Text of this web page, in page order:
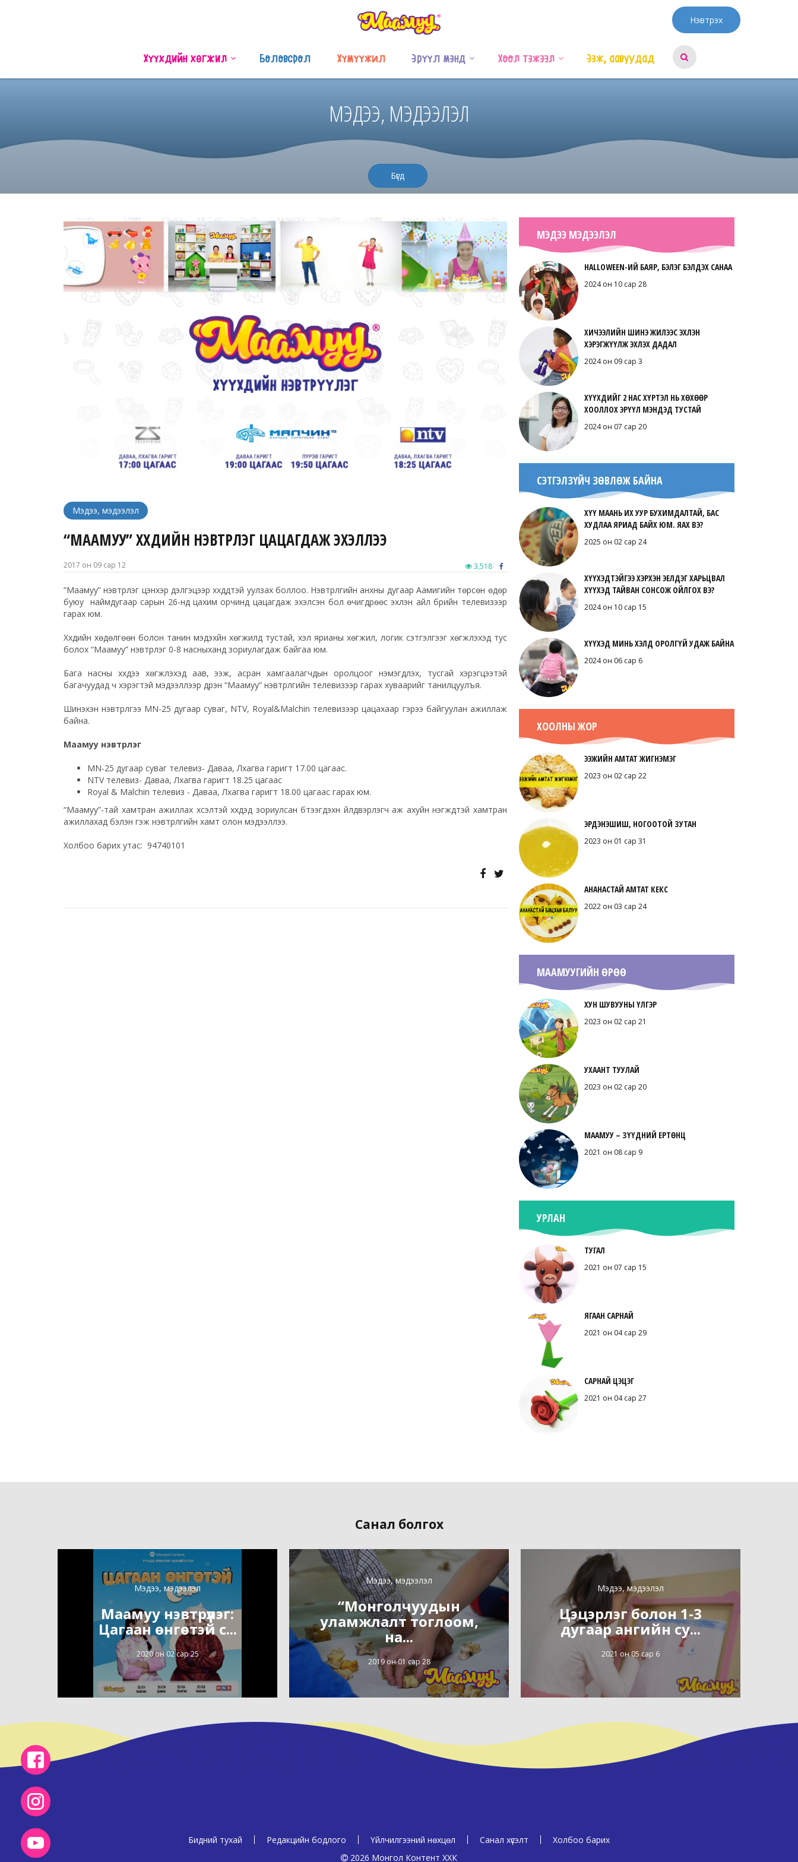
Нэвтрэх
Хүүхдийн хөгжил Боловсрол Хүмүүжил Эрүүл мэнд Хоол тэжээл Ээж, аавуудад
МЭДЭЭ, МЭДЭЭЛЭЛ
Бүгд
Мэдээ, мэдээлэл
“МААМУУ” ХҮҮХДИЙН НЭВТРҮҮЛЭГ ЦАЦАГДАЖ ЭХЭЛЛЭЭ
2017 он 09 сар 12 3,518
“Маамуу” нэвтрүүлэг цэнхэр дэлгэцээр хүүхдүүдтэй уулзах боллоо. Нэвтрүүлгийн анхны дугаар Аамигийн төрсөн өдөр
буюу наймдугаар сарын 26-нд цахим орчинд цацагдаж эхэлсэн бол өчигдрөөс эхлэн айл бүрийн телевизээр
гарах юм.
Хүүхдийн хөдөлгөөн болон танин мэдэхүйн хөгжилд тустай, хэл ярианы хөгжил, логик сэтгэлгээг хөгжүүлэхэд тус
болох “Маамуу” нэвтрүүлэг 0-8 насныханд зориулагдаж байгаа юм.
Бага насны хүүхдээ хөгжүүлэхэд аав, ээж, асран хамгаалагчдын оролцоог нэмэгдүүлэх, тусгай хэрэгцээтэй
багачуудад ч хэрэгтэй мэдээллээр дүүрэн “Маамуу” нэвтрүүлгийн телевизээр гарах хуваарийг танилцуулъя.
Шинэхэн нэвтрүүлгээ МN-25 дугаар суваг, NTV, Royal&Malchin телевизээр цацахаар гэрээ байгуулан ажиллаж
байна.
Маамуу нэвтрүүлэг
МN-25 дугаар суваг телевиз- Даваа, Лхагва гаригт 17.00 цагаас.
NTV телевиз- Даваа, Лхагва гаригт 18.25 цагаас
Royal & Malchin телевиз - Даваа, Лхагва гаригт 18.00 цагаас гарах юм.
“Маамуу”-тай хамтран ажиллах хүсэлтэй хүүхдэд зориулсан бүтээгдэхүүн үйлдвэрлэгч аж ахуйн нэгжүүдтэй хамтран
ажиллахад бэлэн гэж нэвтрүүлгийн хамт олон мэдээллээ.
Холбоо барих утас: 94740101
МЭДЭЭ МЭДЭЭЛЭЛ
HALLOWEEN-ИЙ БАЯР, БЭЛЭГ БЭЛДЭХ САНАА
2024 он 10 сар 28
ХИЧЭЭЛИЙН ШИНЭ ЖИЛЭЭС ЭХЛЭН
ХЭРЭГЖҮҮЛЖ ЭХЛЭХ ДАДАЛ
2024 он 09 сар 3
ХҮҮХДИЙГ 2 НАС ХҮРТЭЛ НЬ ХӨХӨӨР
ХООЛЛОХ ЭРҮҮЛ МЭНДЭД ТУСТАЙ
2024 он 07 сар 20
СЭТГЭЛЗҮЙЧ ЗӨВЛӨЖ БАЙНА
ХҮҮ МААНЬ ИХ УУР БУХИМДАЛТАЙ, БАС
ХУДЛАА ЯРИАД БАЙХ ЮМ. ЯАХ ВЭ?
2025 он 02 сар 24
ХҮҮХЭДТЭЙГЭЭ ХЭРХЭН ЭЕЛДЭГ ХАРЬЦВАЛ
ХҮҮХЭД ТАЙВАН СОНСОЖ ОЙЛГОХ ВЭ?
2024 он 10 сар 15
ХҮҮХЭД МИНЬ ХЭЛД ОРОЛГҮЙ УДАЖ БАЙНА
2024 он 06 сар 6
ХООЛНЫ ЖОР
ЭЭЖИЙН АМТАТ ЖИГНЭМЭГ
2023 он 02 сар 22
ЭРДЭНЭШИШ, НОГООТОЙ ЗУТАН
2023 он 01 сар 31
АНАНАСТАЙ АМТАТ КЕКС
2022 он 03 сар 24
МААМУУГИЙН ӨРӨӨ
ХУН ШУВУУНЫ ҮЛГЭР
2023 он 02 сар 21
УХААНТ ТУУЛАЙ
2023 он 02 сар 20
МААМУУ – ЗҮҮДНИЙ ЕРТӨНЦ
2021 он 08 сар 9
УРЛАН
ТУГАЛ
2021 он 07 сар 15
ЯГААН САРНАЙ
2021 он 04 сар 29
САРНАЙ ЦЭЦЭГ
2021 он 04 сар 27
Санал болгох
Мэдээ, мэдээлэл
Маамуу нэвтрүүлэг:
Цагаан өнгөтэй с...
2020 он 02 сар 25
Мэдээ, мэдээлэл
“Монголчуудын
уламжлалт тоглоом,
на...
2019 он 01 сар 28
Мэдээ, мэдээлэл
Цэцэрлэг болон 1-3
дугаар ангийн су...
2021 он 05 сар 6
Бидний тухай Редакцийн бодлого Үйлчилгээний нөхцөл Санал хүсэлт
Холбоо барих
2026 Монгол Контент ХХК